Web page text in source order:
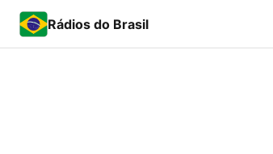
Rádios do Brasil